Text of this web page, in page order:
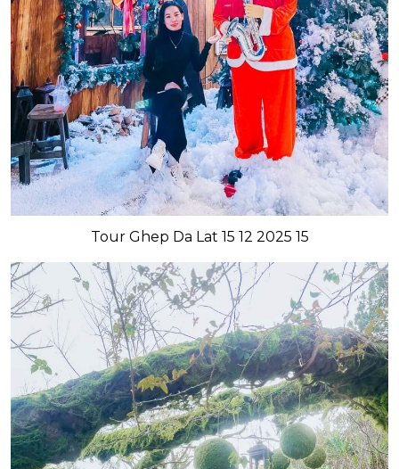
Tour Ghep Da Lat 15 12 2025 15